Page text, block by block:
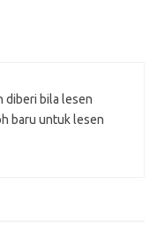
diberi bila lesen
baru untuk lesen